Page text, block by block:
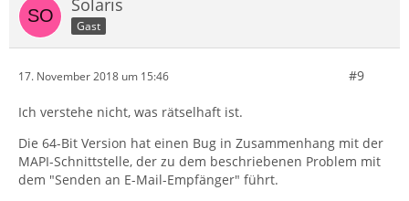
Solaris
Gast
17. November 2018 um 15:46 #9
Ich verstehe nicht, was rätselhaft ist.
Die 64-Bit Version hat einen Bug in Zusammenhang mit der
MAPI-Schnittstelle, der zu dem beschriebenen Problem mit
dem "Senden an E-Mail-Empfänger" führt.